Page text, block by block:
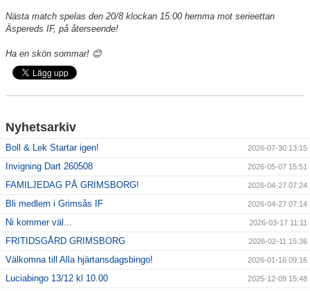
Nästa match spelas den 20/8 klockan 15:00 hemma mot serieettan
Äspereds IF, på återseende!
Ha en skön sommar! 😊
Nyhetsarkiv
Boll & Lek Startar igen! 2026-07-30 13:15
Invigning Dart 260508 2026-05-07 15:51
FAMILJEDAG PÅ GRIMSBORG! 2026-04-27 07:24
Bli medlem i Grimsås IF 2026-04-27 07:14
Ni kommer väl... 2026-03-17 11:11
FRITIDSGÅRD GRIMSBORG 2026-02-11 15:36
Välkomna till Alla hjärtansdagsbingo! 2026-01-16 09:16
Luciabingo 13/12 kl 10.00 2025-12-09 15:48